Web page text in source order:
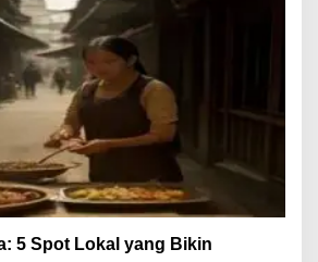
5 Spot Lokal yang Bikin